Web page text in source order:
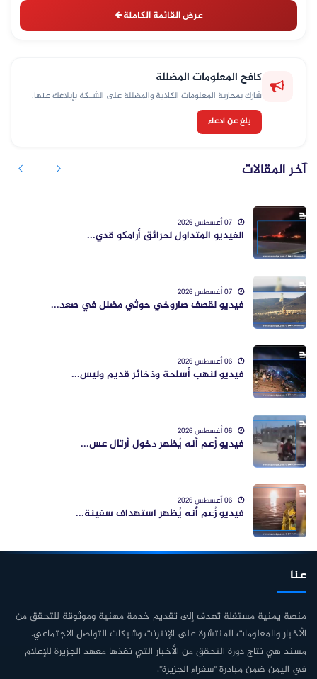
عرض القائمة الكاملة
كافح المعلومات المضللة
شارك بمحاربة المعلومات الكاذبة والمضللة على الشبكة بإبلاغك عنها.
بلغ عن ادعاء
آخر المقالات
الفيديو المتداول لحرائق أرامكو قدي...
فيديو لقصف صاروخي حوثي مضلل في صعد...
فيديو لنهب أسلحة وذخائر قديم وليس...
فيديو زُعم أنه يُظهر دخول أرتال عس...
فيديو زُعم أنه يُظهر استهداف سفينة...
عنا
منصة يمنية مستقلة تهدف إلى تقديم خدمة مهنية وموثوقة للتحقق من
الأخبار والمعلومات المنتشرة على الإنترنت وشبكات التواصل الاجتماعي.
مسند هي نتاج دورة التحقق من الأخبار التي نفذها معهد الجزيرة للإعلام
في اليمن ضمن مبادرة "سفراء الجزيرة".